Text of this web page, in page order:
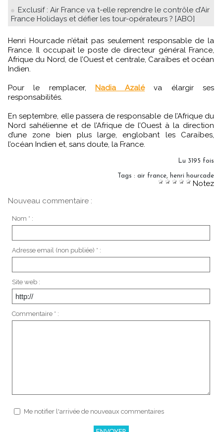
Exclusif : Air France va t-elle reprendre le contrôle d’Air
France Holidays et défier les tour-opérateurs ? [ABO]
Henri Hourcade n’était pas seulement responsable de la
France. Il occupait le poste de directeur général France,
Afrique du Nord, de l’Ouest et centrale, Caraïbes et océan
Indien.
Pour le remplacer, Nadia Azaléva élargir ses
responsabilités.
En septembre, elle passera de responsable de l’Afrique du
Nord sahélienne et de l’Afrique de l’Ouest à la direction
d’une zone bien plus large, englobant les Caraïbes,
l’océan Indien et, sans doute, la France.
Lu 3195 fois
Tags : air france, henri hourcade
Notez
Nouveau commentaire :
Nom * :
Adresse email (non publiée) * :
Site web :
Commentaire * :
Me notifier l'arrivée de nouveaux commentaires